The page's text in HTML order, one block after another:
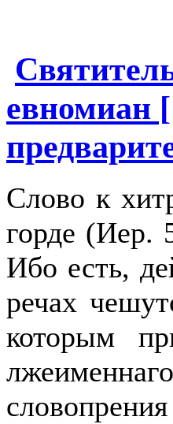
евномиан
Слово к
горде (Иер.
Ибо есть,
речах
которым